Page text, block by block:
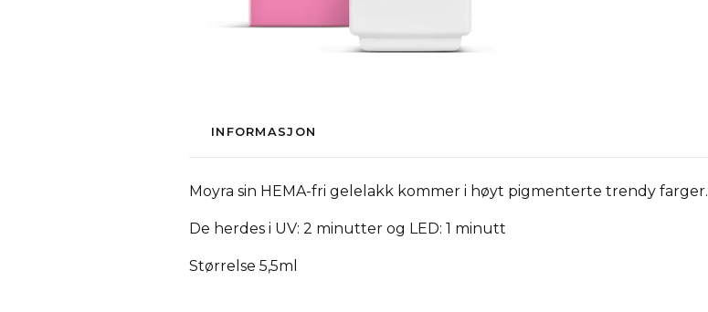
INFORMASJON
Moyra sin HEMA-fri gelelakk kommer i høyt pigmenterte trendy farger.
De herdes i UV: 2 minutter og LED: 1 minutt
Størrelse 5,5ml